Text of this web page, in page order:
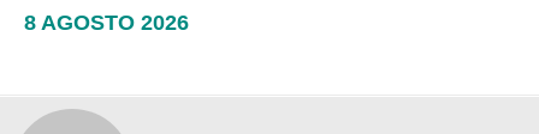
8 AGOSTO 2026